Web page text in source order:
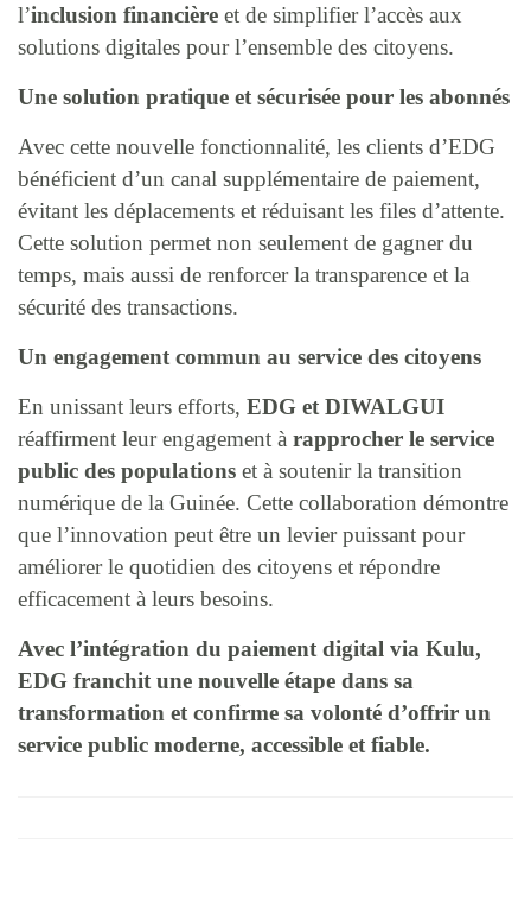
l’inclusion financière et de simplifier l’accès aux
solutions digitales pour l’ensemble des citoyens.
Une solution pratique et sécurisée pour les abonnés
Avec cette nouvelle fonctionnalité, les clients d’EDG
bénéficient d’un canal supplémentaire de paiement,
évitant les déplacements et réduisant les files d’attente.
Cette solution permet non seulement de gagner du
temps, mais aussi de renforcer la transparence et la
sécurité des transactions.
Un engagement commun au service des citoyens
En unissant leurs efforts, EDG et DIWALGUI
réaffirment leur engagement à rapprocher le service
public des populations et à soutenir la transition
numérique de la Guinée. Cette collaboration démontre
que l’innovation peut être un levier puissant pour
améliorer le quotidien des citoyens et répondre
efficacement à leurs besoins.
Avec l’intégration du paiement digital via Kulu,
EDG franchit une nouvelle étape dans sa
transformation et confirme sa volonté d’offrir un
service public moderne, accessible et fiable.